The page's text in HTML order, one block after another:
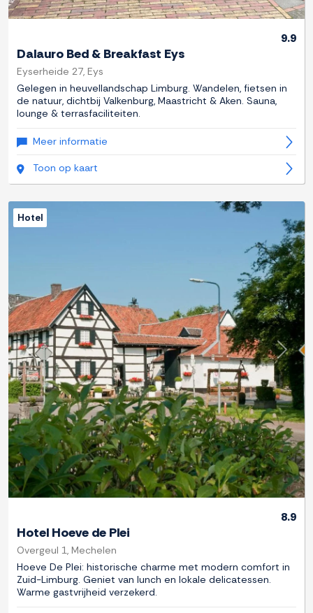
9.9
Dalauro Bed & Breakfast Eys
Eyserheide 27, Eys
Gelegen in heuvellandschap Limburg. Wandelen, fietsen in
de natuur, dichtbij Valkenburg, Maastricht & Aken. Sauna,
lounge & terrasfaciliteiten.
Meer informatie
Toon op kaart
Previous Next
Hotel
8.9
Hotel Hoeve de Plei
Overgeul 1, Mechelen
Hoeve De Plei: historische charme met modern comfort in
Zuid-Limburg. Geniet van lunch en lokale delicatessen.
Warme gastvrijheid verzekerd.